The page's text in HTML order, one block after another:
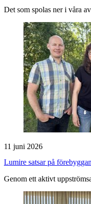
Det som spolas ner i våra
11 juni 2026
Lumire satsar på
Genom ett aktivt